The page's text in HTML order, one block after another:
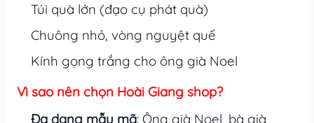
Túi quà lớn (đạo cụ phát quà)
Chuông nhỏ, vòng nguyệt quế
Kính gọng trắng cho ông già Noel
Vì sao nên chọn Hoài Giang shop?
Đa dạng mẫu mã: Ông già Noel, bà già